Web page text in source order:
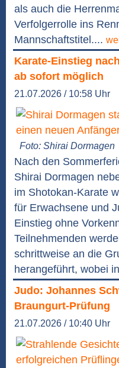
als auch die
Verfolgerrolle ins
Mannschaftstitel....
Karate-Einstieg
ab sofort möglich
21.07.2026 / 10:58 Uhr
Foto: Shirai Dormagen
Nach den
Shirai Dormagen
im Shotokan-Karate
für Erwachsene und
Einstieg ohne
Teilnehmenden
schrittweise an die
herangeführt, wobei
Judo: Johannes
Braungurt-Prüfung
21.07.2026 / 10:40 Uhr